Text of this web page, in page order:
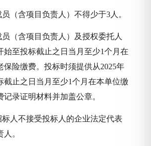
（含项目负责人）不得少于3人。
（含项目负责人）及授权委托人
始至投标截止之日当月至少1个月在
保险缴费。投标时须提供从2025年
截止之日当月至少1个月在本单位缴
录证明材料并加盖公章。
标人不接受投标人的企业法定代表
。